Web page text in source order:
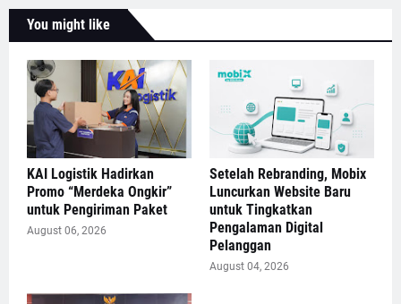
You might like
KAI Logistik Hadirkan
Promo “Merdeka Ongkir”
untuk Pengiriman Paket
August 06, 2026
Setelah Rebranding, Mobix
Luncurkan Website Baru
untuk Tingkatkan
Pengalaman Digital
Pelanggan
August 04, 2026